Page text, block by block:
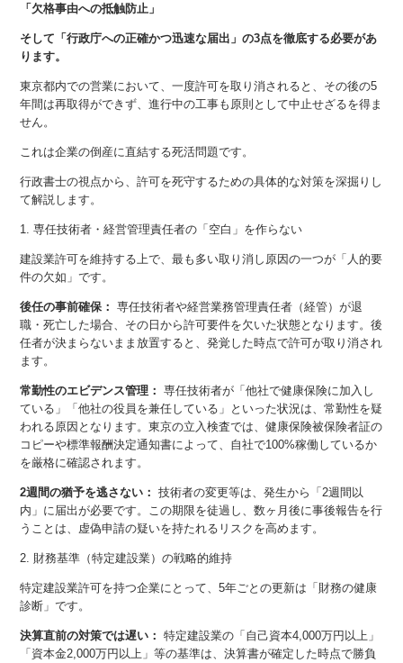
「欠格事由への抵触防止」
そして「行政庁への正確かつ迅速な届出」の3点を徹底する必要があ
ります。
東京都内での営業において、一度許可を取り消されると、その後の5
年間は再取得ができず、進行中の工事も原則として中止せざるを得ま
せん。
これは企業の倒産に直結する死活問題です。
行政書士の視点から、許可を死守するための具体的な対策を深掘りし
て解説します。
1. 専任技術者・経営管理責任者の「空白」を作らない
建設業許可を維持する上で、最も多い取り消し原因の一つが「人的要
件の欠如」です。
後任の事前確保： 専任技術者や経営業務管理責任者（経管）が退
職・死亡した場合、その日から許可要件を欠いた状態となります。後
任者が決まらないまま放置すると、発覚した時点で許可が取り消され
ます。
常勤性のエビデンス管理： 専任技術者が「他社で健康保険に加入し
ている」「他社の役員を兼任している」といった状況は、常勤性を疑
われる原因となります。東京の立入検査では、健康保険被保険者証の
コピーや標準報酬決定通知書によって、自社で100%稼働しているか
を厳格に確認されます。
2週間の猶予を逃さない： 技術者の変更等は、発生から「2週間以
内」に届出が必要です。この期限を徒過し、数ヶ月後に事後報告を行
うことは、虚偽申請の疑いを持たれるリスクを高めます。
2. 財務基準（特定建設業）の戦略的維持
特定建設業許可を持つ企業にとって、5年ごとの更新は「財務の健康
診断」です。
決算直前の対策では遅い： 特定建設業の「自己資本4,000万円以上」
「資本金2,000万円以上」等の基準は、決算書が確定した時点で勝負